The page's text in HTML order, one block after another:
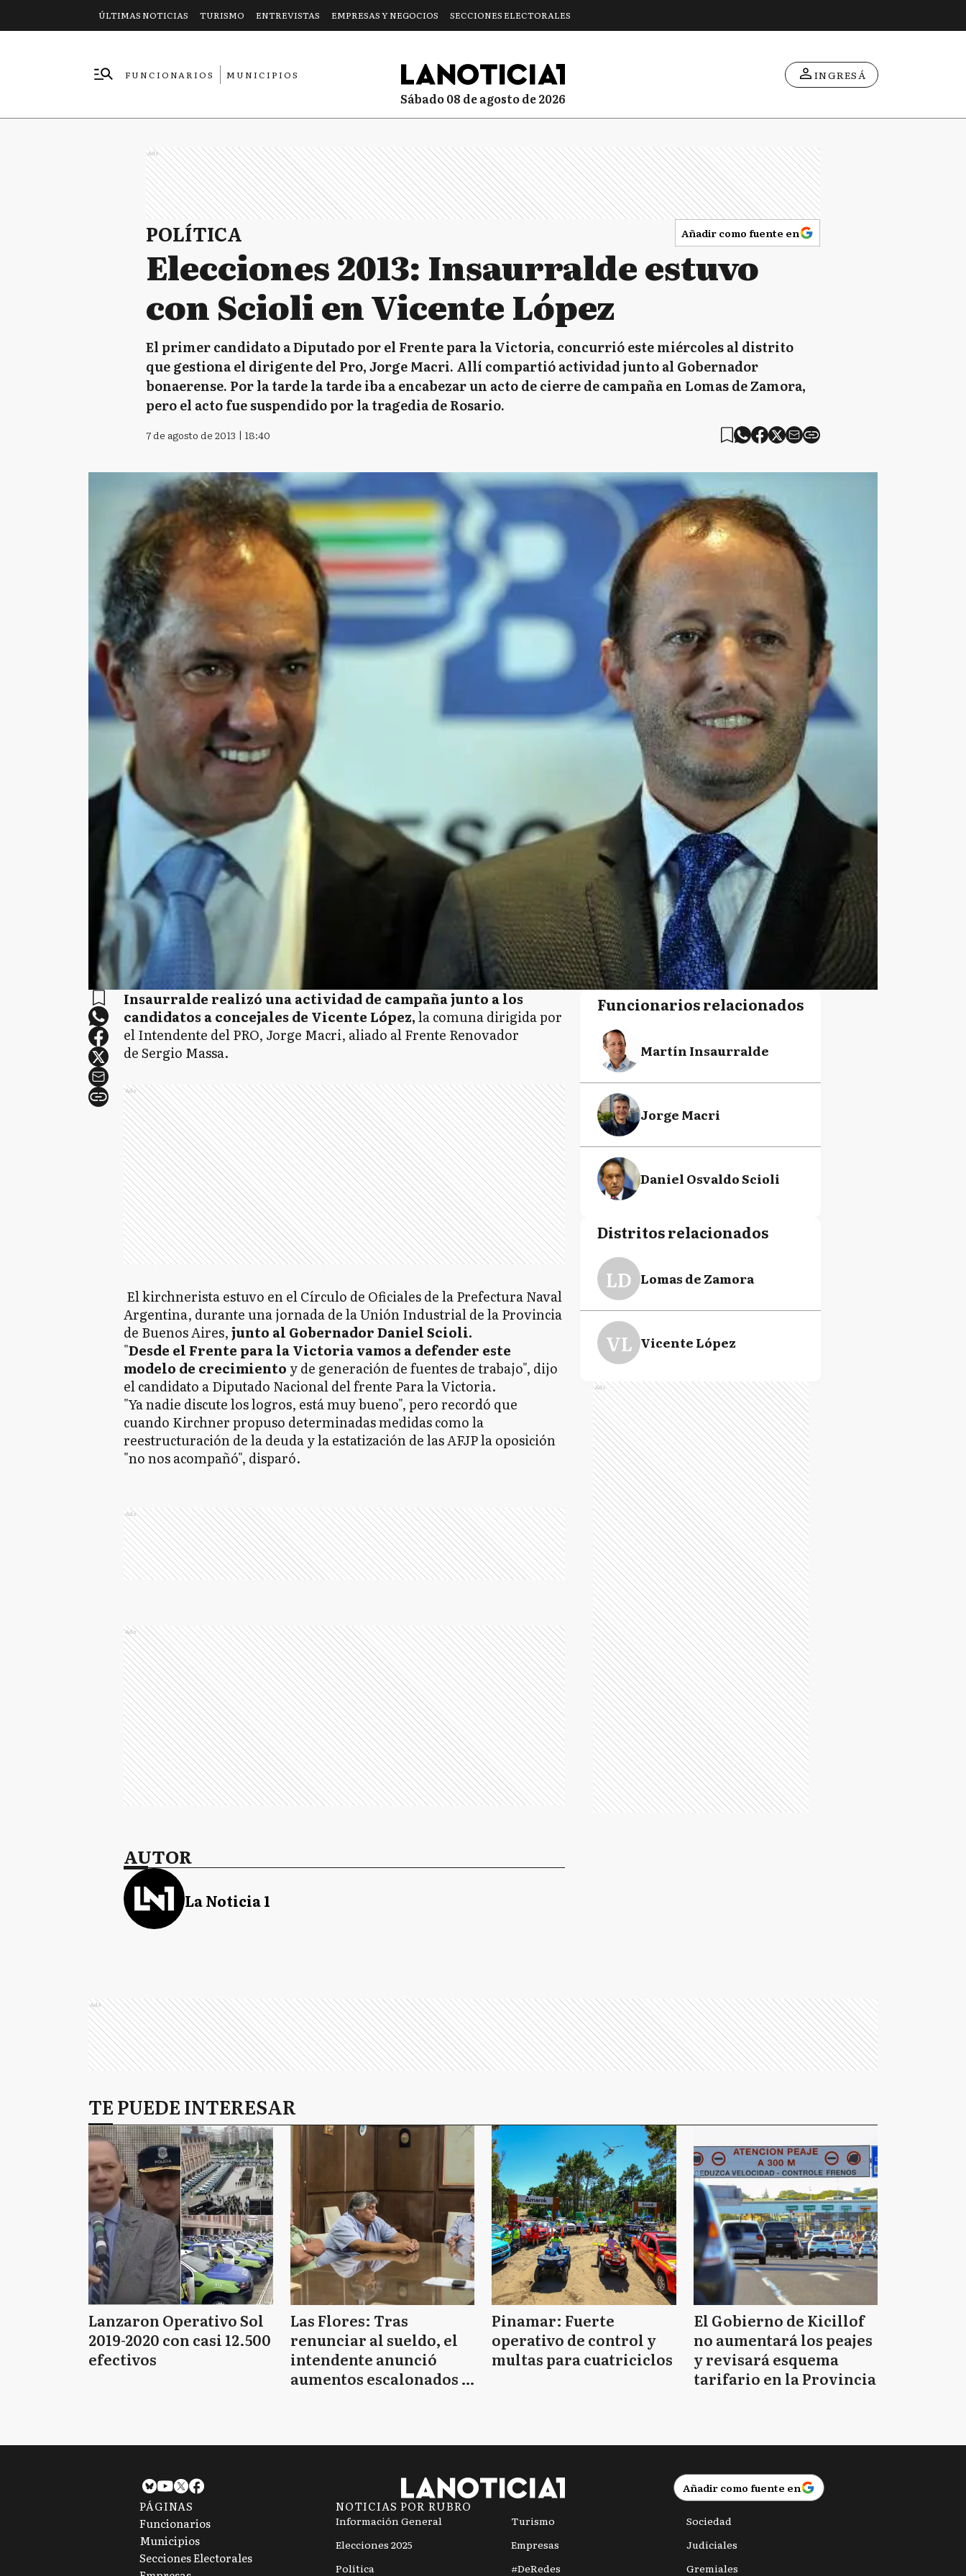
ÚLTIMAS NOTICIAS TURISMO ENTREVISTAS EMPRESAS Y NEGOCIOS SECCIONES ELECTORALES
FUNCIONARIOS
MUNICIPIOS
sábado 08 de agosto de 2026
INGRESÁ
Ads
POLÍTICA Añadir como fuente en
Elecciones 2013: Insaurralde estuvo
con Scioli en Vicente López
El primer candidato a Diputado por el Frente para la Victoria, concurrió este miércoles al distrito
que gestiona el dirigente del Pro, Jorge Macri. Allí compartió actividad junto al Gobernador
bonaerense. Por la tarde la tarde iba a encabezar un acto de cierre de campaña en Lomas de Zamora,
pero el acto fue suspendido por la tragedia de Rosario.
7 de agosto de 2013 | 18:40
Insaurralde realizó una actividad de campaña junto a los
candidatos a concejales de Vicente López,la comuna dirigida por
el Intendente del PRO, Jorge Macri, aliado al Frente Renovador
de Sergio Massa.
Ads
El kirchnerista estuvo en el Círculo de Oficiales de la Prefectura Naval
Argentina, durante una jornada de la Unión Industrial de la Provincia
de Buenos Aires,junto al Gobernador Daniel Scioli.
"Desde el Frente para la Victoria vamos a defender este
modelo de crecimiento y de generación de fuentes de trabajo", dijo
el candidato a Diputado Nacional del frente Para la Victoria.
"Ya nadie discute los logros, está muy bueno", pero recordó que
cuando Kirchner propuso determinadas medidas como la
reestructuración de la deuda y la estatización de las AFJP la oposición
"no nos acompañó", disparó.
Ads
Ads
AUTOR
La Noticia 1
Funcionarios relacionados
Martín Insaurralde
Jorge Macri
Daniel Osvaldo Scioli
Distritos relacionados
LD Lomas de Zamora
VL Vicente López
Ads
Ads
TE PUEDE INTERESAR
Lanzaron Operativo Sol
2019-2020 con casi 12.500
efectivos
Las Flores: Tras
renunciar al sueldo, el
intendente anunció
aumentos escalonados y
Pinamar: Fuerte
operativo de control y
multas para cuatriciclos
El Gobierno de Kicillof
no aumentará los peajes
y revisará esquema
tarifario en la Provincia
Añadir como fuente en
PÁGINAS
Funcionarios
Municipios
Secciones Electorales
NOTICIAS POR RUBRO
Información General
Elecciones 2025
Política
Turismo
Empresas
#DeRedes
Sociedad
Judiciales
Gremiales